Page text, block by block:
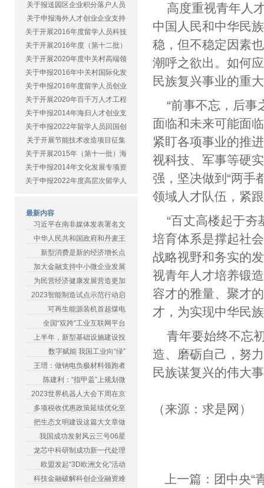
关于报送园区企业积分落户人员
关于申报海外人才创业企业支持
关于开展2016年度留学人员科技
关于开展2016年度（第十二批）
关于开展2020年度中关村高端领
关于申报2016年中关村国际化发
关于申报2016年度留学人员创业
关于开展2020年百千万人才工程
关于申报2014年海归人才创业支
关于申报2022年留学人员回国创
关于开展节能技术改造项目征集
关于开展2015年（第十一批）海
关于申报2014年文化发展专项资
关于申报2022年度高层次留学人
最新内容
习近平在南非媒体发表署名文
中华人民共和国政府和丹麦王
新型消费是新的经济增长点
加大金融支持中小微企业发展
为民营经济健康发展营造更加
2023智能制造试点示范行动启
可再生能源装机首超煤电
全国“双跨”工业互联网平台
上半年，新型基础设施建设投
数字赋能 我国工业向“绿”
王瑨：做钠电负极材料领跑者
陈建利：“指甲盖”上规划微
2023世界机器人大会下周在京
多项税收优惠政策延续优化至
把生态文明建设这篇大文章做
我国成功发射风云三号06星
龙芯中科研制成功新一代处理
欧盟发起“3D欧洲文化”活动
科技金融破解科创企业融资难
高度重视青年人
中国人民和中华民
稳，但不稳定因素
潮呼之欲出。如何
民族复兴事业的重
“前事不忘，后事
面临和未来可能面
紧盯各项事业的推
视科技、军事等硬
强，坚决做到“两手
领域人才队伍，
“百丈高楼起于夯
培育体系是撑起社
战略视野和务实的
视青年人才培养锻
容才的雅量、聚才
才，为实现中华民
青年要始终不忘
造、磨砺自己，努
民族谋复兴的伟大
（来源：求是网）
上一篇： 团中央“